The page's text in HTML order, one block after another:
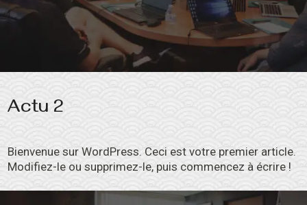
Actu 2
Bienvenue sur WordPress. Ceci est votre premier article.
Modifiez-le ou supprimez-le, puis commencez à écrire !